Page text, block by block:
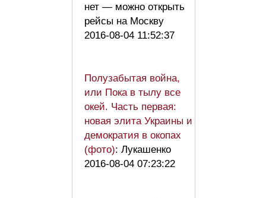
нет — можно открыть
рейсы на Москву
2016-08-04 11:52:37
Полузабытая война,
или Пока в тылу все
окей. Часть первая:
новая элита Украины и
демократия в окопах
(фото): Лукашенко
2016-08-04 07:23:22